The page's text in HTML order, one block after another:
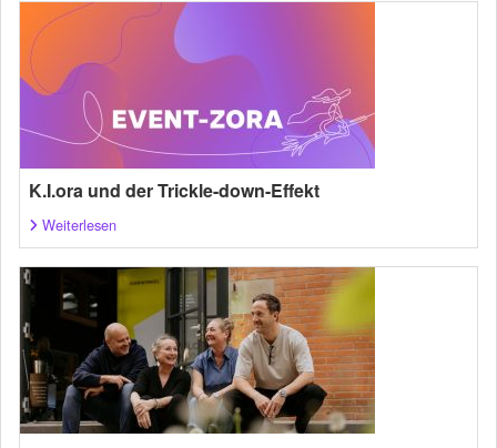
K.I.ora und der Trickle-down-Effekt
Weiterlesen